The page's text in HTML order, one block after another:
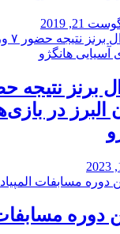
21, 2019
البرز در
دوره